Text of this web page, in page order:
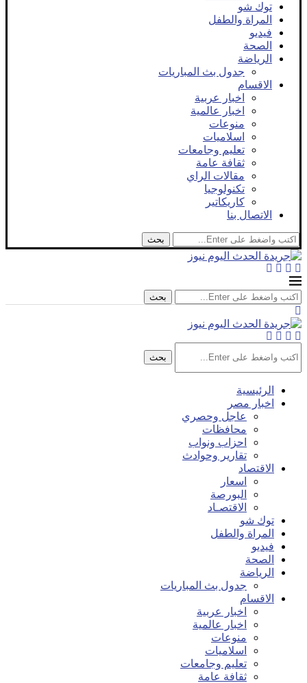
توك شو
المراة والطفل
فيديو
الصحة
الرياضة
جدول بث المباريات
الاقسام
اخبار عربية
اخبار عالمية
منوعات
اسلاميات
تعليم وجامعات
ثقافة عامة
مقالات الراي
تكنولوجيا
كاريكاتير
الاتصال بنا
بحث
بحث
بحث
الرئيسية
اخبار مصر
عاجل وحصري
محافظات
احزاب ونواب
تقارير وحوادث
الاقتصاد
اسعار
البورصة
الاقتصـاد
توك شو
المراة والطفل
فيديو
الصحة
الرياضة
جدول بث المباريات
الاقسام
اخبار عربية
اخبار عالمية
منوعات
اسلاميات
تعليم وجامعات
ثقافة عامة